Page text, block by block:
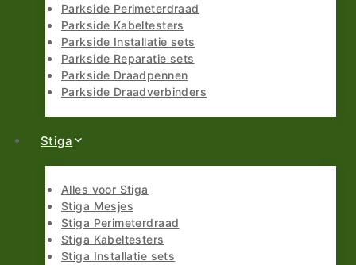
Parkside Perimeterdraad
Parkside Kabeltesters
Parkside Installatie sets
Parkside Reparatie sets
Parkside Draadpennen
Parkside Draadverbinders
Stiga
Alles voor Stiga
Stiga Mesjes
Stiga Perimeterdraad
Stiga Kabeltesters
Stiga Installatie sets